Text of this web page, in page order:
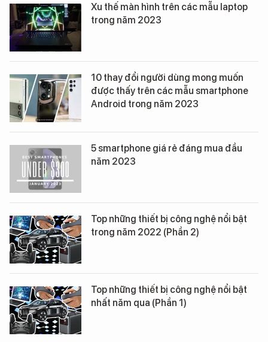
Xu thế màn hình trên các mẫu laptop
trong năm 2023
10 thay đổi người dùng mong muốn
được thấy trên các mẫu smartphone
Android trong năm 2023
5 smartphone giá rẻ đáng mua đầu
năm 2023
Top những thiết bị công nghệ nổi bật
trong năm 2022 (Phần 2)
Top những thiết bị công nghệ nổi bật
nhất năm qua (Phần 1)